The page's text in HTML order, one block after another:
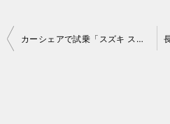
投
カーシェアで試乗「スズキ スイフト」